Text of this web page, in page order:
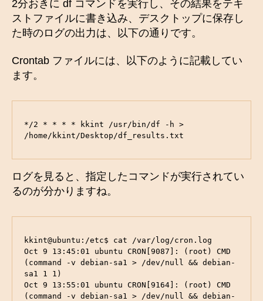
2分おきに df コマンドを実行し、その結果をテキ
ストファイルに書き込み、デスクトップに保存し
た時のログの出力は、以下の通りです。
Crontab ファイルには、以下のように記載してい
ます。
*/2 * * * * kkint /usr/bin/df -h >
/home/kkint/Desktop/df_results.txt
ログを見ると、指定したコマンドが実行されてい
るのが分かりますね。
kkint@ubuntu:/etc$ cat /var/log/cron.log
Oct 9 13:45:01 ubuntu CRON[9087]: (root) CMD
(command -v debian-sa1 > /dev/null && debian-
sa1 1 1)
Oct 9 13:55:01 ubuntu CRON[9164]: (root) CMD
(command -v debian-sa1 > /dev/null && debian-